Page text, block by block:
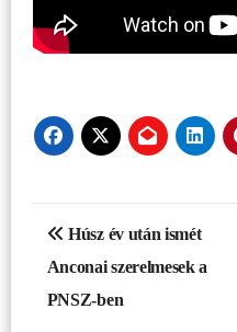
Bejegyzés
navigáció
Húsz év után ismét
Anconai szerelmesek a
PNSZ-ben